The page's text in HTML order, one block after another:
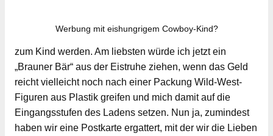
Werbung mit eishungrigem Cowboy-Kind?
zum Kind werden. Am liebsten würde ich jetzt ein
„Brauner Bär“ aus der Eistruhe ziehen, wenn das Geld
reicht vielleicht noch nach einer Packung Wild-West-
Figuren aus Plastik greifen und mich damit auf die
Eingangsstufen des Ladens setzen. Nun ja, zumindest
haben wir eine Postkarte ergattert, mit der wir die Lieben